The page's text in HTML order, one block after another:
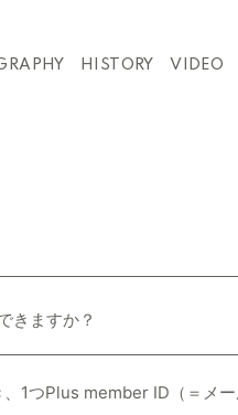
HISTORY VIDEO
きますか？
1つPlus member ID（＝メ